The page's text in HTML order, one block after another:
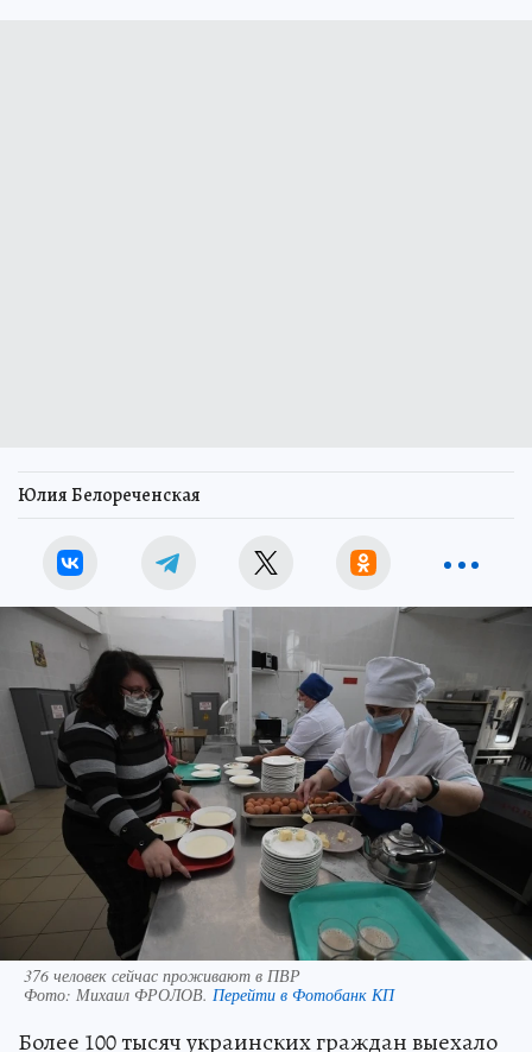
Юлия Белореченская
376 человек сейчас проживают в ПВР
Фото: Михаил ФРОЛОВ. Перейти в Фотобанк КП
Более 100 тысяч украинских граждан выехало